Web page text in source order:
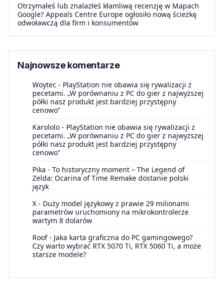
Otrzymałeś lub znalazłeś kłamliwą recenzję w Mapach
Google? Appeals Centre Europe ogłosiło nową ścieżkę
odwoławczą dla firm i konsumentów
Najnowsze komentarze
Woytec - PlayStation nie obawia się rywalizacji z
pecetami. „W porównaniu z PC do gier z najwyższej
półki nasz produkt jest bardziej przystępny
cenowo”
Karololo - PlayStation nie obawia się rywalizacji z
pecetami. „W porównaniu z PC do gier z najwyższej
półki nasz produkt jest bardziej przystępny
cenowo”
Pika - To historyczny moment – The Legend of
Zelda: Ocarina of Time Remake dostanie polski
język
X - Duży model językowy z prawie 29 milionami
parametrów uruchomiony na mikrokontrolerze
wartym 8 dolarów
Roof- Jaka karta graficzna do PC gamingowego?
Czy warto wybrać RTX 5070 Ti, RTX 5060 Ti, a może
starsze modele?